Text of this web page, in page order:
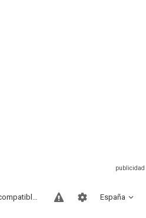
España
Sitios compatibles